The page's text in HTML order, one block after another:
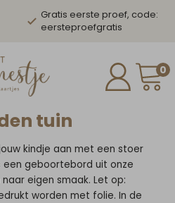
Gratis eerste proef, code:
eersteproefgratis
0
tuin
kindje aan met een stoer
een geboortebord uit onze
eigen smaak. Let op:
worden met folie. In de